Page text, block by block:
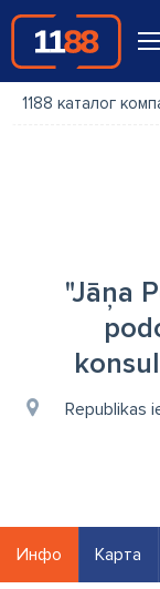
1188 каталог
"Jāņa
Republikas
Инфо Карта